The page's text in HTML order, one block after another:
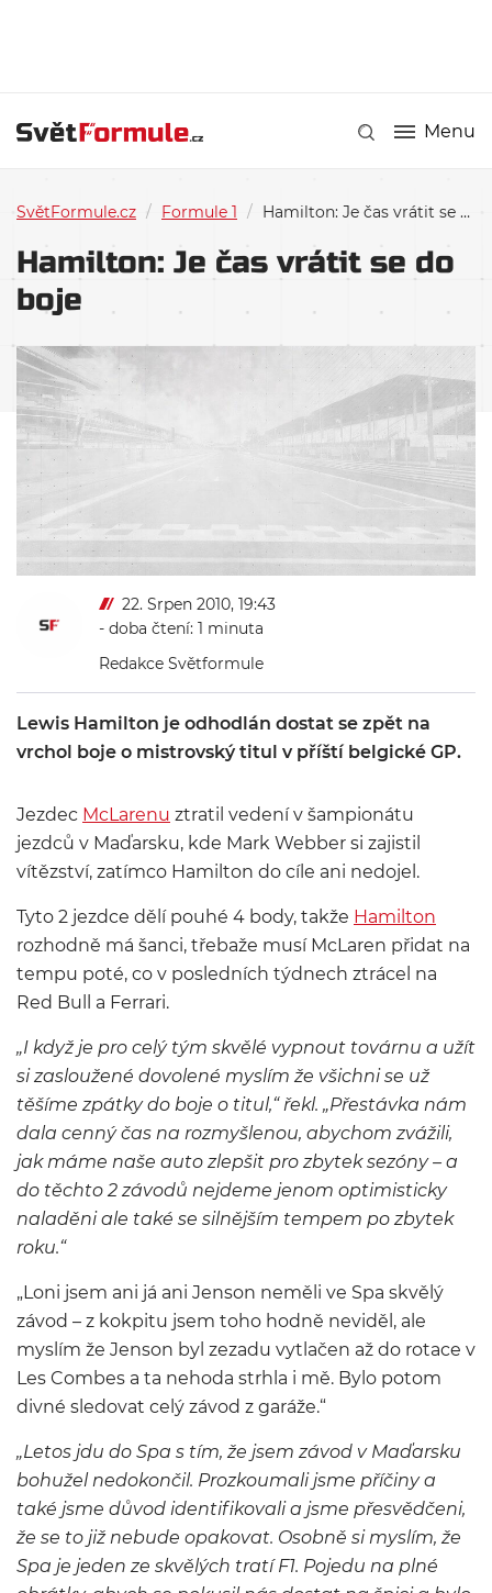
Menu
SvětFormule.cz / Formule 1 / Hamilton: Je čas vrátit se do boje
Hamilton: Je čas vrátit se do
boje
22. Srpen 2010, 19:43
- doba čtení: 1 minuta
Redakce Světformule
Lewis Hamilton je odhodlán dostat se zpět na
vrchol boje o mistrovský titul v příští belgické GP.
Jezdec McLarenu ztratil vedení v šampionátu
jezdců v Maďarsku, kde Mark Webber si zajistil
vítězství, zatímco Hamilton do cíle ani nedojel.
Tyto 2 jezdce dělí pouhé 4 body, takže Hamilton
rozhodně má šanci, třebaže musí McLaren přidat na
tempu poté, co v posledních týdnech ztrácel na
Red Bull a Ferrari.
„I když je pro celý tým skvělé vypnout továrnu a užít
si zasloužené dovolené myslím že všichni se už
těšíme zpátky do boje o titul,“ řekl. „Přestávka nám
dala cenný čas na rozmyšlenou, abychom zvážili,
jak máme naše auto zlepšit pro zbytek sezóny – a
do těchto 2 závodů nejdeme jenom optimisticky
naladěni ale také se silnějším tempem po zbytek
roku.“
„Loni jsem ani já ani Jenson neměli ve Spa skvělý
závod – z kokpitu jsem toho hodně neviděl, ale
myslím že Jenson byl zezadu vytlačen až do rotace v
Les Combes a ta nehoda strhla i mě. Bylo potom
divné sledovat celý závod z garáže.“
„Letos jdu do Spa s tím, že jsem závod v Maďarsku
bohužel nedokončil. Prozkoumali jsme příčiny a
také jsme důvod identifikovali a jsme přesvědčeni,
že se to již nebude opakovat. Osobně si myslím, že
Spa je jeden ze skvělých tratí F1. Pojedu na plné